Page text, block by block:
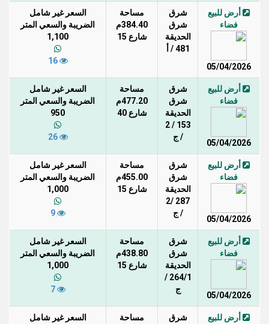
أرض للبيع
فضاء
05/04/2026
شرق
شرق
الحديقة
481 / أ
مساحة
384.40م
شارع 15
السعر غير شامل
الضريبة والسعي المتر
1,100
16
أرض للبيع
فضاء
05/04/2026
شرق
شرق
الحديقة
153 / 2
/ ج
مساحة
477.20م
شارع 40
السعر غير شامل
الضريبة والسعي المتر
950
26
أرض للبيع
فضاء
05/04/2026
شرق
شرق
الحديقة
287 /2
/ ج
مساحة
455.00م
شارع 15
السعر غير شامل
الضريبة والسعي المتر
1,000
9
أرض للبيع
فضاء
05/04/2026
شرق
شرق
الحديقة
264/1 /
ج
مساحة
438.80م
شارع 15
السعر غير شامل
الضريبة والسعي المتر
1,000
7
أرض للبيع
شرق
مساحة
السعر غير شامل